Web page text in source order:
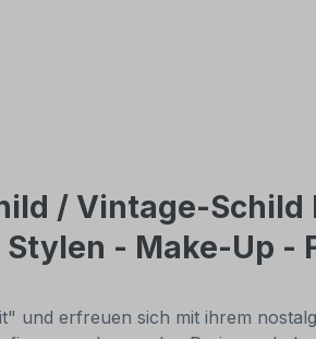
/ Vintage-Schild
Stylen - Make-Up
und erfreuen sich mit ihrem